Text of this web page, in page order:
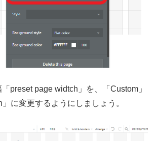
preset page widtch」を、「Custom」
に変更するようにしましょう。